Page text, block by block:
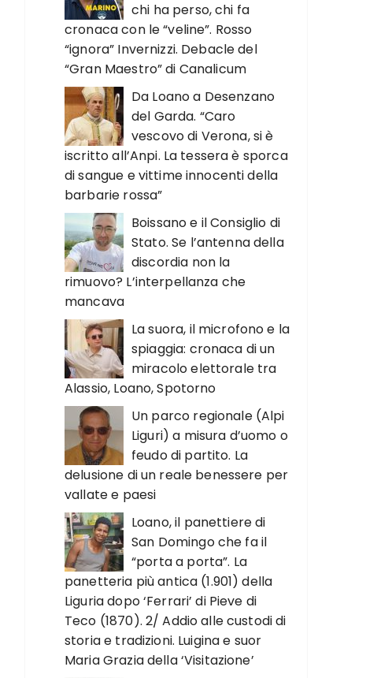
chi ha perso, chi fa
cronaca con le “veline”. Rosso
“ignora” Invernizzi. Debacle del
“Gran Maestro” di Canalicum
Da Loano a Desenzano
del Garda. “Caro
vescovo di Verona, si è
iscritto all’Anpi. La tessera è sporca
di sangue e vittime innocenti della
barbarie rossa”
Boissano e il Consiglio di
Stato. Se l’antenna della
discordia non la
rimuovo? L’interpellanza che
mancava
La suora, il microfono e la
spiaggia: cronaca di un
miracolo elettorale tra
Alassio, Loano, Spotorno
Un parco regionale (Alpi
Liguri) a misura d’uomo o
feudo di partito. La
delusione di un reale benessere per
vallate e paesi
Loano, il panettiere di
San Domingo che fa il
“porta a porta”. La
panetteria più antica (1.901) della
Liguria dopo ‘Ferrari’ di Pieve di
Teco (1870). 2/ Addio alle custodi di
storia e tradizioni. Luigina e suor
Maria Grazia della ‘Visitazione’